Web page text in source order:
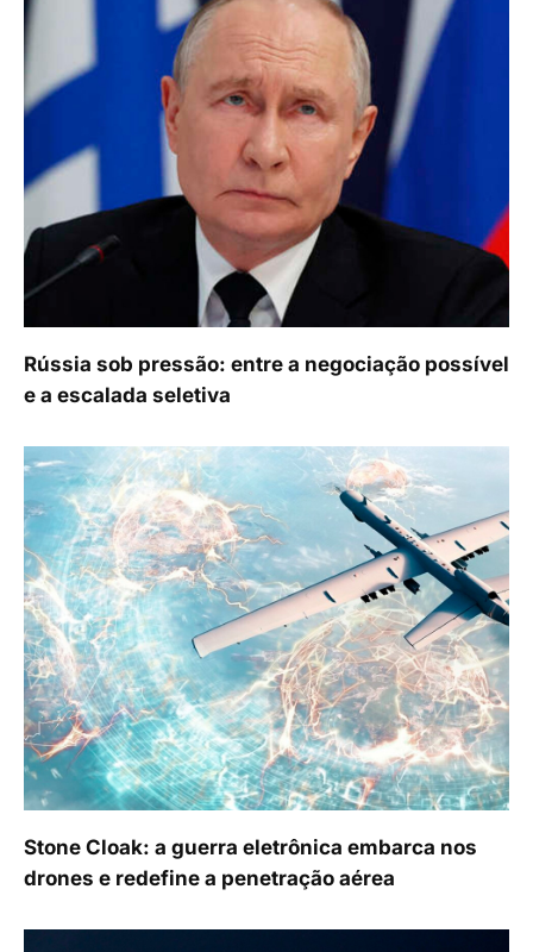
Rússia sob pressão: entre a negociação possível
e a escalada seletiva
Stone Cloak: a guerra eletrônica embarca nos
drones e redefine a penetração aérea